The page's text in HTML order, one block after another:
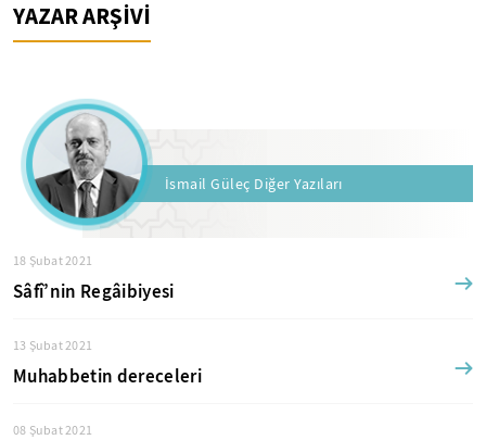
YAZAR ARŞİVİ
İsmail Güleç Diğer Yazıları
18 Şubat 2021
Sâfî’nin Regâibiyesi
13 Şubat 2021
Muhabbetin dereceleri
08 Şubat 2021